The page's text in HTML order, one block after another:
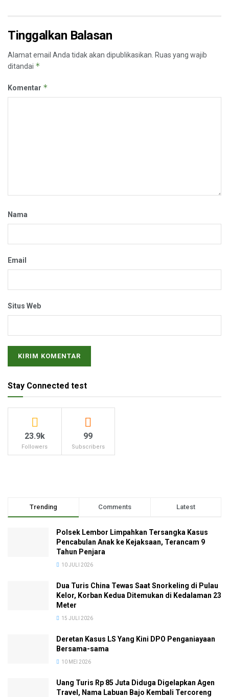
Tinggalkan Balasan
Alamat email Anda tidak akan dipublikasikan. Ruas yang wajib
ditandai *
Komentar *
Nama
Email
Situs Web
Stay Connected test
23.9k
Followers
99
Subscribers
Trending Comments Latest
Polsek Lembor Limpahkan Tersangka Kasus
Pencabulan Anak ke Kejaksaan, Terancam 9
Tahun Penjara
10 JULI 2026
Dua Turis China Tewas Saat Snorkeling di Pulau
Kelor, Korban Kedua Ditemukan di Kedalaman 23
Meter
15 JULI 2026
Deretan Kasus LS Yang Kini DPO Penganiayaan
Bersama-sama
10 MEI 2026
Uang Turis Rp 85 Juta Diduga Digelapkan Agen
Travel, Nama Labuan Bajo Kembali Tercoreng